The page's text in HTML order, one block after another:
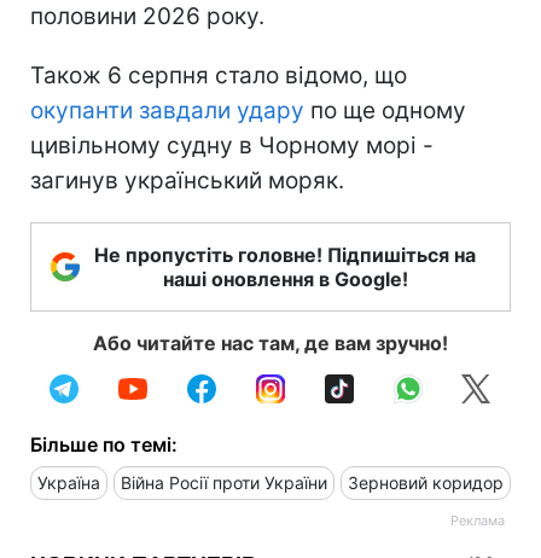
половини 2026 року.
Також 6 серпня стало відомо, що
окупанти завдали удару по ще одному
цивільному судну в Чорному морі -
загинув український моряк.
Не пропустіть головне! Підпишіться на
наші оновлення в Google!
Або читайте нас там, де вам зручно!
Більше по темі:
Україна Війна Росії проти України Зерновий коридор